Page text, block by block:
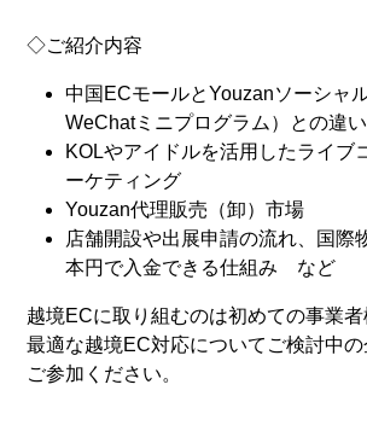
◇ご紹介内容
中国ECモールとYouzanソーシャ
WeChatミニプログラム）との違
KOLやアイドルを活用したライブ
ーケティング
Youzan代理販売（卸）市場
店舗開設や出展申請の流れ、国際
本円で入金できる仕組み など
越境ECに取り組むのは初めての事業者
最適な越境EC対応についてご検討中
ご参加ください。